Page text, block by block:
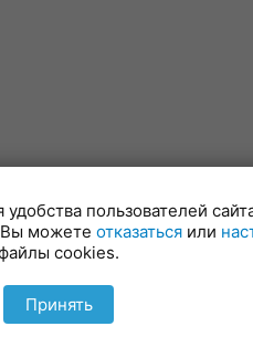
Свислочь
Скидель
пользователей
Вы можете отказаться или
cookies.
Принять